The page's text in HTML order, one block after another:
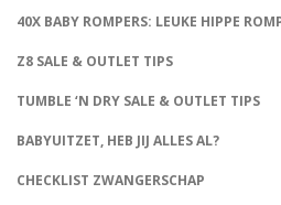
40X BABY ROMPERS: LEUKE HIPPE
Z8 SALE & OUTLET TIPS
TUMBLE ‘N DRY SALE & OUTLET TIPS
BABYUITZET, HEB JIJ ALLES AL?
CHECKLIST ZWANGERSCHAP